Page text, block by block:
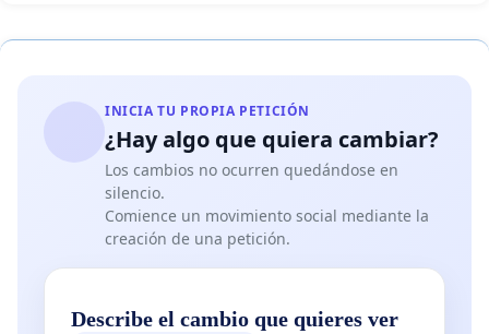
INICIA TU PROPIA PETICIÓN
¿Hay algo que quiera cambiar?
Los cambios no ocurren quedándose en
silencio.
Comience un movimiento social mediante la
creación de una petición.
Describe el cambio que quieres ver